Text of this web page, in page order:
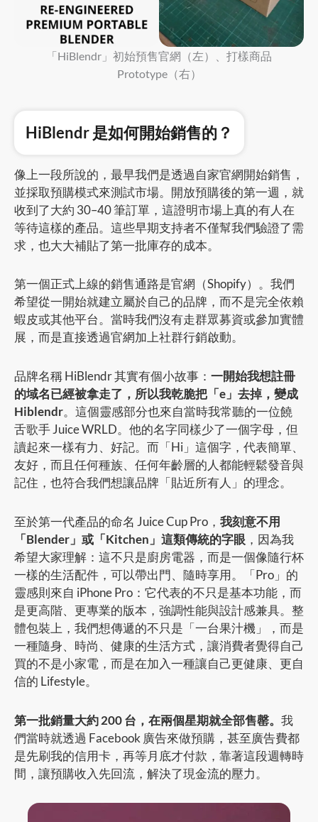
「HiBlendr」初始預售官網（左）、打樣商品
Prototype（右）
HiBlendr 是如何開始銷售的？
像上一段所說的，最早我們是透過自家官網開始銷售，
並採取預購模式來測試市場。開放預購後的第一週，就
收到了大約 30–40 筆訂單，這證明市場上真的有人在
等待這樣的產品。這些早期支持者不僅幫我們驗證了需
求，也大大補貼了第一批庫存的成本。
第一個正式上線的銷售通路是官網（Shopify）。我們
希望從一開始就建立屬於自己的品牌，而不是完全依賴
蝦皮或其他平台。當時我們沒有走群眾募資或參加實體
展，而是直接透過官網加上社群行銷啟動。
品牌名稱 HiBlendr 其實有個小故事： 一開始我想註冊
的域名已經被拿走了，所以我乾脆把「e」去掉，變成
Hiblendr。這個靈感部分也來自當時我常聽的一位饒
舌歌手 Juice WRLD。他的名字同樣少了一個字母，但
讀起來一樣有力、好記。而「Hi」這個字，代表簡單、
友好，而且任何種族、任何年齡層的人都能輕鬆發音與
記住，也符合我們想讓品牌「貼近所有人」的理念。
至於第一代產品的命名 Juice Cup Pro， 我刻意不用
「Blender」或「Kitchen」這類傳統的字眼 ，因為我
希望大家理解：這不只是廚房電器，而是一個像隨行杯
一樣的生活配件，可以帶出門、隨時享用。「Pro」的
靈感則來自 iPhone Pro：它代表的不只是基本功能，而
是更高階、更專業的版本，強調性能與設計感兼具。整
體包裝上，我們想傳遞的不只是「一台果汁機」，而是
一種隨身、時尚、健康的生活方式，讓消費者覺得自己
買的不是小家電，而是在加入一種讓自己更健康、更自
信的 Lifestyle。
第一批銷量大約 200 台，在兩個星期就全部售罄。 我
們當時就透過 Facebook 廣告來做預購，甚至廣告費都
是先刷我的信用卡，再等月底才付款，靠著這段週轉時
間，讓預購收入先回流，解決了現金流的壓力。